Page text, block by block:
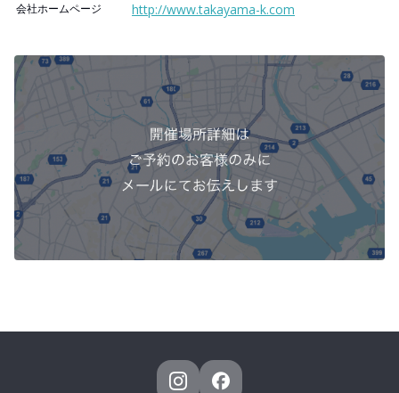
会社ホームページ http://www.takayama-k.com